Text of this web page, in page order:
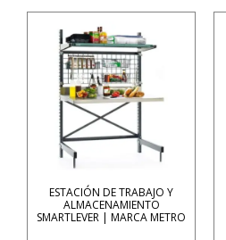
ESTACIÓN DE TRABAJO Y
ALMACENAMIENTO
SMARTLEVER | MARCA METRO